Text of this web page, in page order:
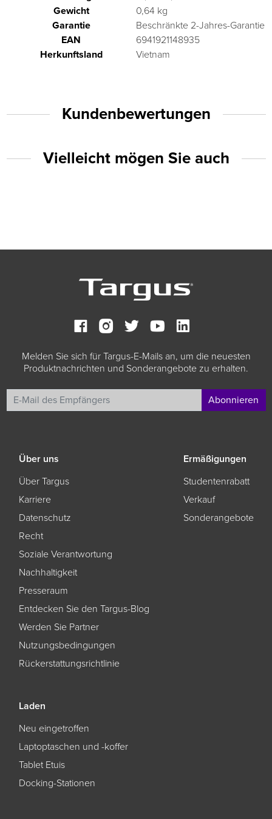
Gewicht
0,64 kg
Garantie
Beschränkte 2-Jahres-Garantie
EAN
6941921148935
Herkunftsland
Vietnam
Kundenbewertungen
Vielleicht mögen Sie auch
Melden Sie sich für Targus-E-Mails an, um die neuesten
Produktnachrichten und Sonderangebote zu erhalten.
Abonnieren
Über uns
Über Targus
Karriere
Datenschutz
Recht
Soziale Verantwortung
Nachhaltigkeit
Presseraum
Entdecken Sie den Targus-Blog
Werden Sie Partner
Nutzungsbedingungen
Rückerstattungsrichtlinie
Ermäßigungen
Studentenrabatt
Verkauf
Sonderangebote
Laden
Neu eingetroffen
Laptoptaschen und -koffer
Tablet Etuis
Docking-Stationen